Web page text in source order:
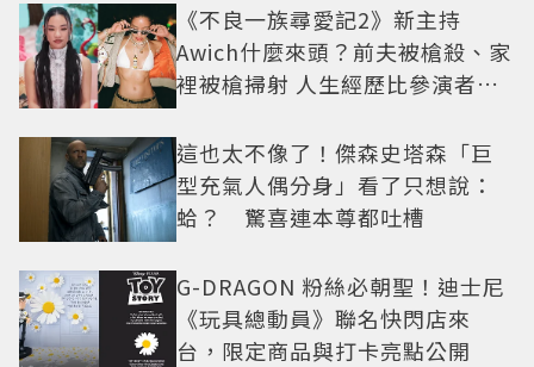
《不良一族尋愛記2》新主持
Awich什麼來頭？前夫被槍殺、家
裡被槍掃射 人生經歷比參演者還
這也太不像了！傑森史塔森「巨
型充氣人偶分身」看了只想說：
蛤？ 驚喜連本尊都吐槽
G-DRAGON 粉絲必朝聖！迪士尼
《玩具總動員》聯名快閃店來
台，限定商品與打卡亮點公開